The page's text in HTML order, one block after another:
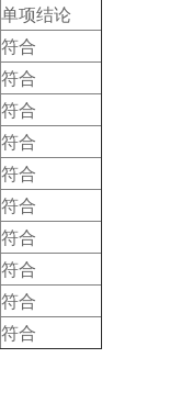
单项结论
符合
符合
符合
符合
符合
符合
符合
符合
符合
符合